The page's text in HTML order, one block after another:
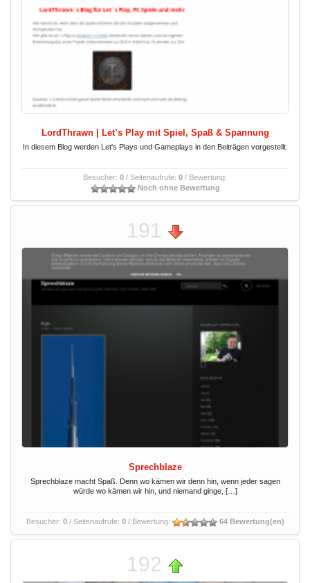
LordThrawn | Let’s Play mit Spiel, Spaß & Spannung
In diesem Blog werden Let's Plays und Gameplays in den Beiträgen vorgestellt.
Besucher: 0 / Seitenaufrufe: 0 / Bewertung:
Noch ohne Bewertung
191
Sprechblaze
Sprechblaze macht Spaß. Denn wo kämen wir denn hin, wenn jeder sagen
würde wo kämen wir hin, und niemand ginge, […]
Besucher: 0/ Seitenaufrufe: 0/ Bewertung: 64 Bewertung(en)
192